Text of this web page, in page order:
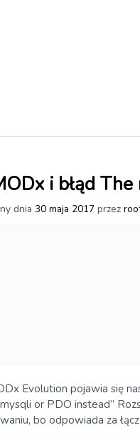
i błąd
dnia 30 maja 2017 przez
Evolution pojawia się
or PDO instead”
bo odpowiada za